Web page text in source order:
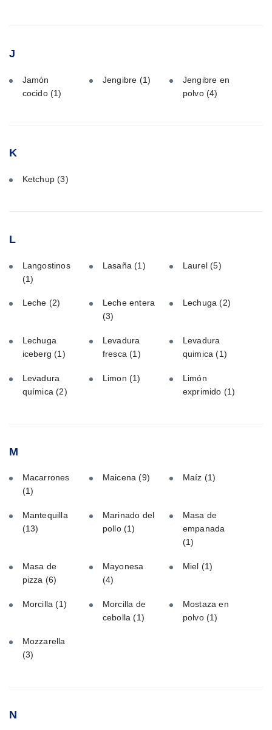
J
Jamón
cocido (1)
Jengibre (1)
Jengibre en
polvo(4)
K
Ketchup(3)
L
Langostinos
(1)
Lasaña(1) Laurel(5)
Leche (2)
Leche entera
(3)
Lechuga(2)
Lechuga
iceberg(1)
Levadura
fresca(1)
Levadura
quimica(1)
Levadura
química(2)
Limon (1)
Limón
exprimido (1)
M
Macarrones
(1)
Maicena(9) Maíz (1)
Mantequilla
(13)
Marinado del
pollo (1)
Masa de
empanada
(1)
Masa de
pizza (6)
Mayonesa
(4)
Miel (1)
Morcilla(1)
Morcilla de
cebolla(1)
Mostaza en
polvo(1)
Mozzarella
(3)
N